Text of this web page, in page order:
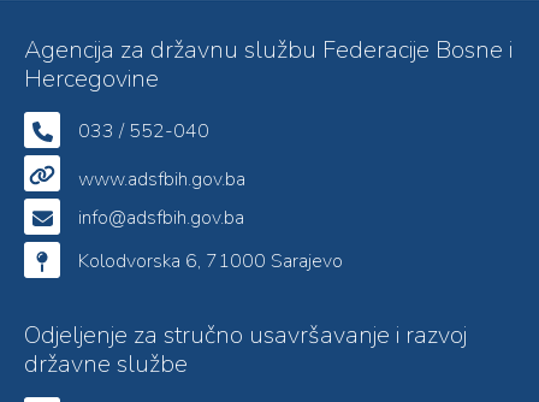
Agencija za državnu službu Federacije Bosne i
Hercegovine
033 / 552-040
www.adsfbih.gov.ba
info@adsfbih.gov.ba
Kolodvorska 6, 71000 Sarajevo
Odjeljenje za stručno usavršavanje i razvoj
državne službe